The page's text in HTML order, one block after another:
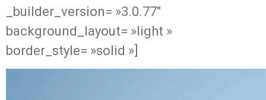
_builder_version= »3.0.77″
background_layout= »light »
border_style= »solid »]